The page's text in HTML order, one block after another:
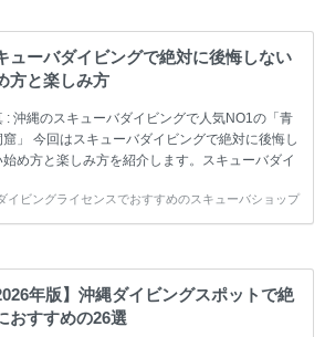
しています。 ダイビングライセンスの種類はエン
ーレベルのライセンスからプロレベルのライセン
でランク分けされています。各教育機関(指導団
よってライセンスカードの名称、トレーニング内
違いがありま...
ューバダイビングで絶対に後悔しない
方と楽しみ方
: 沖縄のスキューバダイビングで人気NO1の「青
窟」 今回はスキューバダイビングで絶対に後悔し
始め方と楽しみ方を紹介します。スキューバダイ
だ始めて間もない初心者の方に必見の内容です。
ューバダイビングの始め方と楽しみ方について学
ビングが台無しになり後悔することになってしま
もしれません。 又、スキューバダイビングは事故
スクがあるスポーツでもあります。もしかしたら
イビングライセンスでおすすめのスキューバショップ
年版】沖縄ダイビングスポットで絶
おすすめの26選